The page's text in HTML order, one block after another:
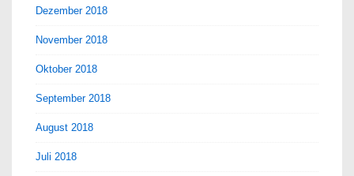
Dezember 2018
November 2018
Oktober 2018
September 2018
August 2018
Juli 2018